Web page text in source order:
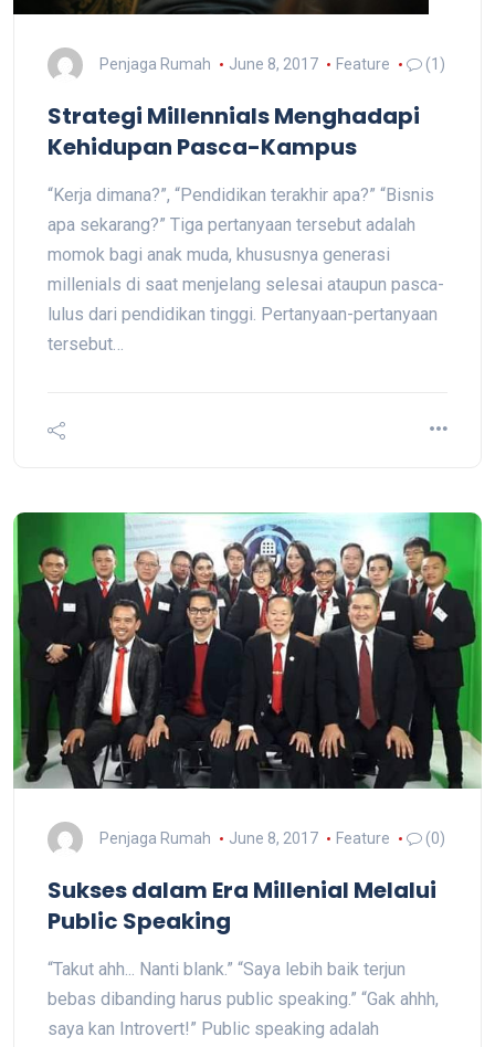
Penjaga Rumah June 8, 2017 Feature (1)
Strategi Millennials Menghadapi
Kehidupan Pasca-Kampus
“Kerja dimana?”, “Pendidikan terakhir apa?” “Bisnis
apa sekarang?” Tiga pertanyaan tersebut adalah
momok bagi anak muda, khususnya generasi
millenials di saat menjelang selesai ataupun pasca-
lulus dari pendidikan tinggi. Pertanyaan-pertanyaan
tersebut…
Penjaga Rumah June 8, 2017 Feature (0)
Sukses dalam Era Millenial Melalui
Public Speaking
“Takut ahh... Nanti blank.” “Saya lebih baik terjun
bebas dibanding harus public speaking.” “Gak ahhh,
saya kan Introvert!” Public speaking adalah